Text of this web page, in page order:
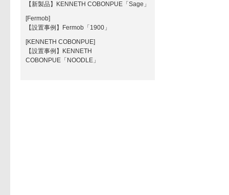
【新製品】KENNETH COBONPUE「Sage」
[Fermob]
【設置事例】Fermob「1900」
[KENNETH COBONPUE]
【設置事例】KENNETH
COBONPUE「NOODLE」